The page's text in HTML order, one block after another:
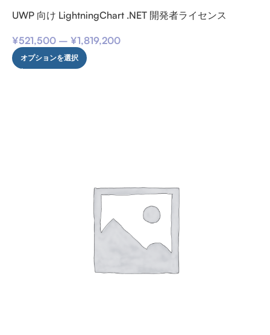
UWP 向け LightningChart .NET 開発者ライセンス
¥521,500 – ¥1,819,200
オプションを選択